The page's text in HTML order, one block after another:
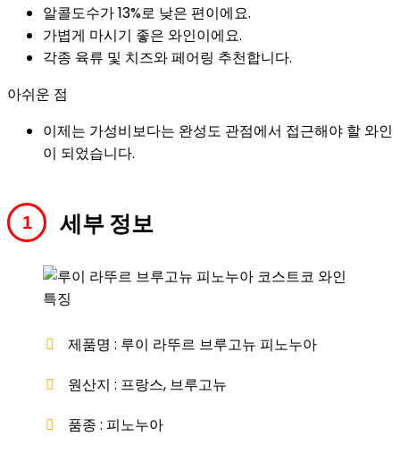
알콜도수가 13%로 낮은 편이에요.
가볍게 마시기 좋은 와인이에요.
각종 육류 및 치즈와 페어링 추천합니다.
아쉬운 점
이제는 가성비보다는 완성도 관점에서 접근해야 할 와인
이 되었습니다.
세부 정보
제품명 : 루이 라뚜르 브루고뉴 피노누아
원산지 : 프랑스, 브루고뉴
품종 : 피노누아